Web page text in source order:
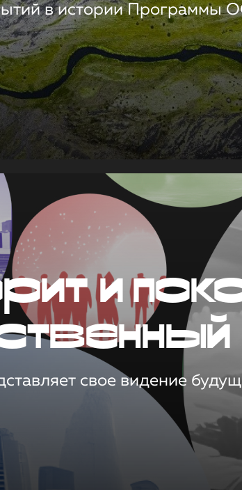
в истории Программы
и
свое видение